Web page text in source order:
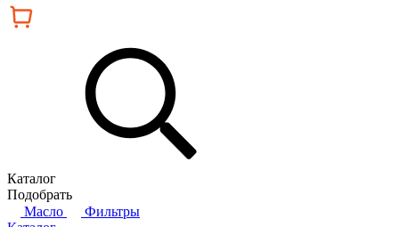
Каталог
Подобрать
Масло
Фильтры